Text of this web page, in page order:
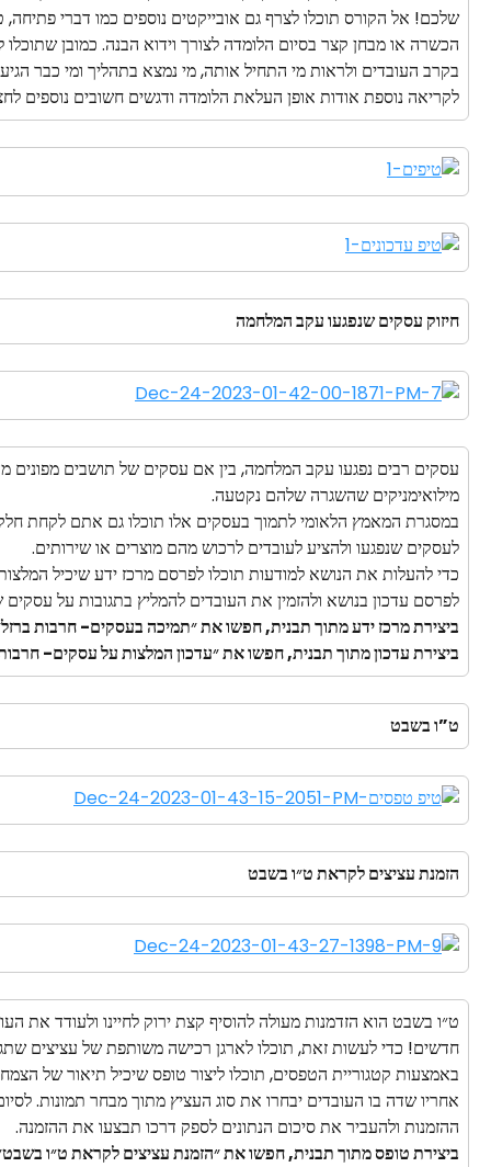
שלכם! אל הקורס תוכלו לצרף גם אובייקטים נוספים כמו דברי
הכשרה או מבחן קצר בסיום הלומדה לצורך וידוא הבנה. כמובן
בקרב העובדים ולראות מי התחיל אותה, מי נמצא בתהליך ומי כבר
לקריאה נוספת אודות אופן העלאת הלומדה ודגשים חשובים נוספים
חיזוק עסקים שנפגעו עקב המלחמה
עסקים רבים נפגעו עקב המלחמה, בין אם עסקים של תושבים מפונים
מילואימניקים שהשגרה שלהם נקטעה.
במסגרת המאמץ הלאומי לתמוך בעסקים אלו תוכלו גם אתם לקחת
לעסקים שנפגעו ולהציע לעובדים לרכוש מהם מוצרים או שירותים.
כדי להעלות את הנושא למודעות תוכלו לפרסם מרכז ידע שיכיל
לפרסם עדכון בנושא ולהזמין את העובדים להמליץ בתגובות על
ביצירת מרכז ידע מתוך תבנית, חפשו את ״תמיכה בעסקים- חרבות
ביצירת עדכון מתוך תבנית, חפשו את ״עדכון המלצות על עסקים-
ט”ו בשבט
הזמנת עציצים לקראת ט״ו בשבט
ט״ו בשבט הוא הזדמנות מעולה להוסיף קצת ירוק לחיינו ולעודד
חדשים! כדי לעשות זאת, תוכלו לארגן רכישה משותפת של עציצים
באמצעות קטגוריית הטפסים, תוכלו ליצור טופס שיכיל תיאור של
אחריו שדה בו העובדים יבחרו את סוג העציץ מתוך מבחר תמונות.
ההזמנות ולהעביר את סיכום הנתונים לספק דרכו תבצעו את ההזמנה.
ביצירת טופס מתוך תבנית, חפשו את ״הזמנת עציצים לקראת ט״ו